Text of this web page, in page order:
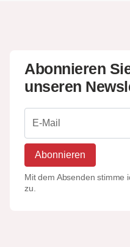
Abonnieren
unseren
Abonnieren
Mit dem Absenden stimme
zu.